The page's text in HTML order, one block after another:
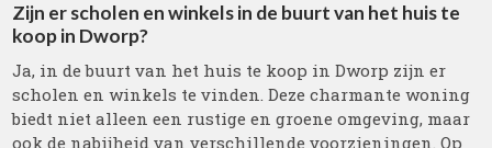
Zijn er scholen en winkels in de buurt van het huis te
koop in Dworp?
Ja, in de buurt van het huis te koop in Dworp zijn er
scholen en winkels te vinden. Deze charmante woning
biedt niet alleen een rustige en groene omgeving, maar
ook de nabijheid van verschillende voorzieningen. Op